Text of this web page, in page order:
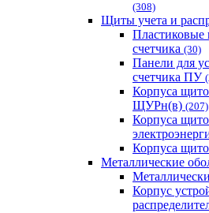
(308)
Щиты учета и
Пластиковые
счетчика (30)
Панели для
счетчика ПУ
Корпуса
ЩУРн(в) (207)
Корпуса
Корпуса
Металлические
Корпус